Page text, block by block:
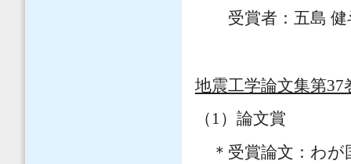
受賞者：五島 健
地震工学論文集第37
（1）論文賞
＊受賞論文：わが